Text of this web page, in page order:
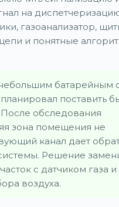
на
газоанализатор,
и понятные
батарейным
поставить
обследования
зона помещения не
канал дает
Решение
с датчиком газа и
воздуха.